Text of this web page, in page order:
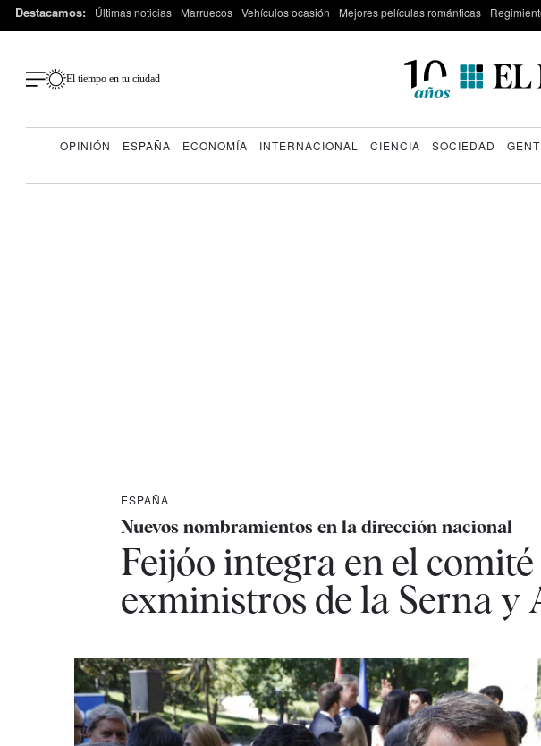
Destacamos: Últimas noticias Marruecos Vehículos ocasión Mejores películas románticas
El tiempo en tu ciudad
OPINIÓN ESPAÑA ECONOMÍA INTERNACIONAL CIENCIA SOCIEDAD
ESPAÑA
Nuevos nombramientos en la dirección nacional
Feijóo integra en el
exministros de la Serna y